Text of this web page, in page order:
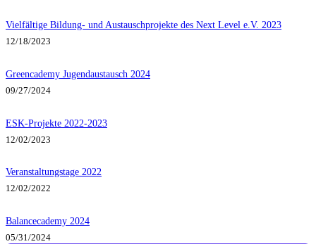
Vielfältige Bildung- und Austauschprojekte des Next Level e.V. 2023
12/18/2023
Greencademy Jugendaustausch 2024
09/27/2024
ESK-Projekte 2022-2023
12/02/2023
Veranstaltungstage 2022
12/02/2022
Balancecademy 2024
05/31/2024